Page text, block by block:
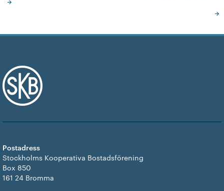
Postadress
Stockholms Kooperativa Bostadsförening
Box 850
161 24 Bromma